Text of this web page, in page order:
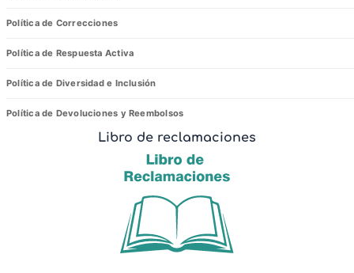
Política de Correcciones
Política de Respuesta Activa
Política de Diversidad e Inclusión
Política de Devoluciones y Reembolsos
Libro de reclamaciones